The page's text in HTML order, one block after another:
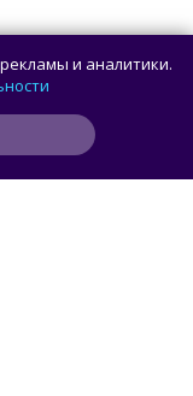
и аналитики.